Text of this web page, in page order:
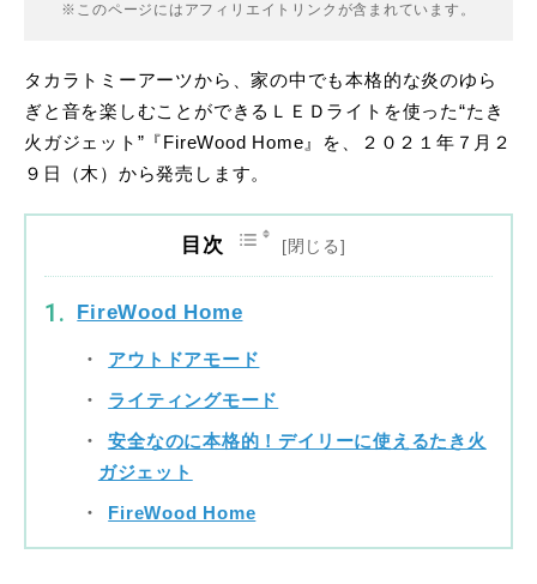
※このページにはアフィリエイトリンクが含まれています。
タカラトミーアーツから、家の中でも本格的な炎のゆら
ぎと音を楽しむことができるＬＥＤライトを使った“たき
火ガジェット”『FireWood Home』を、２０２１年７月２
９日（木）から発売します。
目次
FireWood Home
アウトドアモード
ライティングモード
安全なのに本格的！デイリーに使えるたき火
ガジェット
FireWood Home